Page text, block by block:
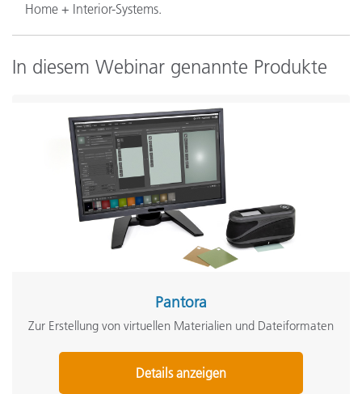
Home + Interior-Systems.
In diesem Webinar genannte Produkte
Pantora
Zur Erstellung von virtuellen Materialien und Dateiformaten
Details anzeigen